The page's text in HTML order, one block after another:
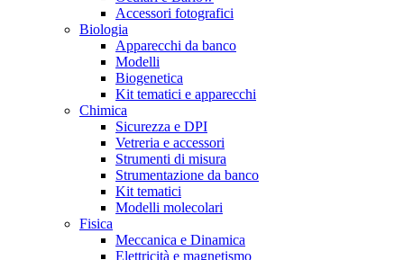
Accessori fotografici
Biologia
Apparecchi da banco
Modelli
Biogenetica
Kit tematici e apparecchi
Chimica
Sicurezza e DPI
Vetreria e accessori
Strumenti di misura
Strumentazione da banco
Kit tematici
Modelli molecolari
Fisica
Meccanica e Dinamica
Elettricità e magnetismo